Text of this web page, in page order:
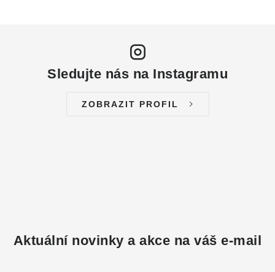
Sledujte nás na Instagramu
ZOBRAZIT PROFIL
Aktuální novinky a akce na váš e-mail